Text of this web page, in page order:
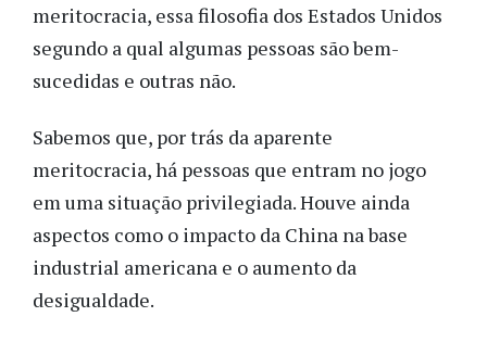
meritocracia, essa filosofia dos Estados Unidos
segundo a qual algumas pessoas são bem-
sucedidas e outras não.
Sabemos que, por trás da aparente
meritocracia, há pessoas que entram no jogo
em uma situação privilegiada. Houve ainda
aspectos como o impacto da China na base
industrial americana e o aumento da
desigualdade.